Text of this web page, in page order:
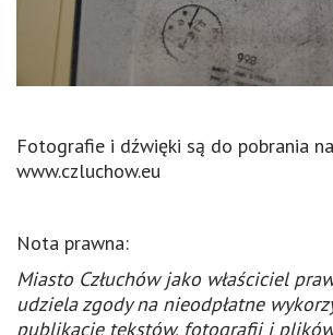
Fotografie i dźwięki są do pobrania
www.czluchow.eu
Nota prawna:
Miasto Człuchów jako właściciel
udziela zgody na nieodpłatne
publikację tekstów, fotografii i